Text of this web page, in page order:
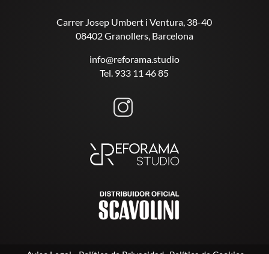
Carrer Josep Umbert i Ventura, 38-40
08402 Granollers, Barcelona
info@reforama.studio
Tel. 933 11 46 85